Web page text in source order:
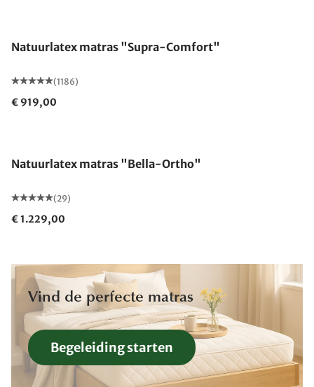
Natuurlatex matras "Supra-Comfort"
(1186)
€ 919,00
Natuurlatex matras "Bella-Ortho"
(29)
€ 1.229,00
Vind de perfecte matras
Begeleiding starten